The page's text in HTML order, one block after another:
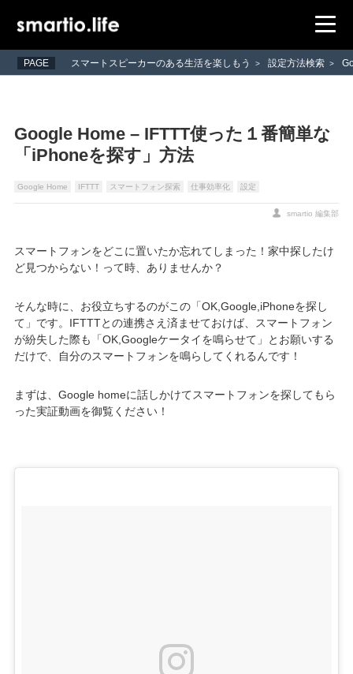
PAGE スマートスピーカーのある生活を楽しもう > 設定方法検索 >
Google Home – IFTTT使った１番簡単な
「iPhoneを探す」方法
Google Home IFTTT スマートフォン探索 仕事効率化 設定
smartio 編集部
スマートフォンをどこに置いたか忘れてしまった！家中探したけ
ど見つからない！って時、ありませんか？
そんな時に、お役立ちするのがこの「OK,Google,iPhoneを探し
て」です。IFTTTとの連携さえ済ませておけば、スマートフォン
が紛失した際も「OK,Googleケータイを鳴らせて」とお願いする
だけで、自分のスマートフォンを鳴らしてくれるんです！
まずは、Google homeに話しかけてスマートフォンを探してもら
った実証動画を御覧ください！